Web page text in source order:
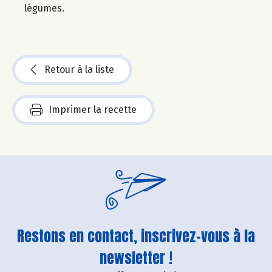
légumes.
Retour à la liste
Imprimer la recette
Restons en contact, inscrivez-vous à la
newsletter !